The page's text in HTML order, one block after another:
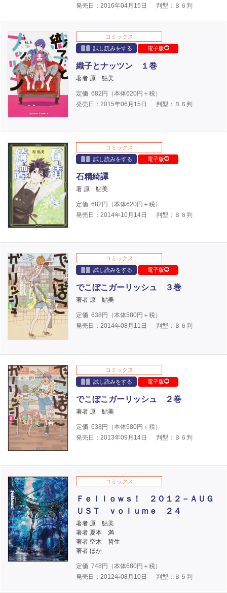
発売日：2016年04月15日 判型：Ｂ６判
コミックス
試し読みをする
電子版
織子とナッツン １巻
著者 原 鮎美
定価 682 円（本体620円＋税）
発売日：2015年06月15日
判型：Ｂ６判
コミックス
試し読みをする
電子版
石精綺譚
著 原 鮎美
定価 682 円（本体620円＋税）
発売日：2014年10月14日
判型：Ｂ６判
コミックス
試し読みをする
電子版
でこぼこガーリッシュ ３巻
著者 原 鮎美
定価 638 円（本体580円＋税）
発売日：2014年08月11日
判型：Ｂ６判
コミックス
試し読みをする
電子版
でこぼこガーリッシュ ２巻
著者 原 鮎美
定価 638 円（本体580円＋税）
発売日：2013年09月14日
判型：Ｂ６判
コミックス
Ｆｅｌｌｏｗｓ！ ２０１２－ＡＵＧ
ＵＳＴ ｖｏｌｕｍｅ ２４
著者 原 鮎美
著者 夏本 満
著者 空木 哲生
著者 ほか
定価 748 円（本体680円＋税）
発売日：2012年08月10日
判型：Ｂ５判